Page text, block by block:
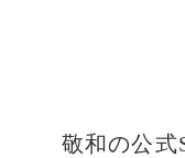
敬和の公式